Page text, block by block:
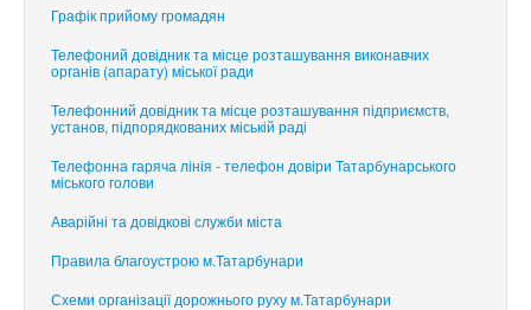
Графік прийому громадян
Телефоний довідник та місце розташування виконавчих
органів (апарату) міської ради
Телефонний довідник та місце розташування підприємств,
установ, підпорядкованих міській раді
Телефонна гаряча лінія - телефон довіри Татарбунарського
міського голови
Аварійні та довідкові служби міста
Правила благоустрою м.Татарбунари
Схеми організації дорожнього руху м.Татарбунари